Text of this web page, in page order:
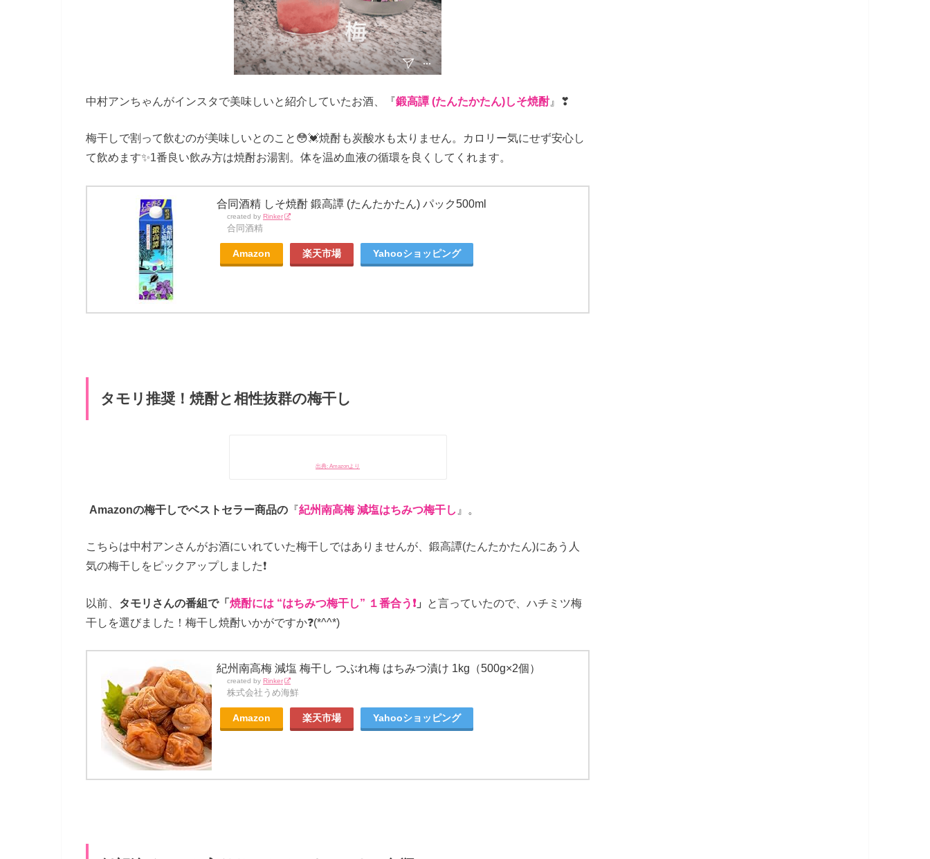
中村アンちゃんがインスタで美味しいと紹介していたお酒、『鍛高譚 (たんたかたん)しそ焼酎』❣
梅干しで割って飲むのが美味しいとのこと😳💓焼酎も炭酸水も太りません。カロリー気にせず安心し
て飲めます✨1番良い飲み方は焼酎お湯割。体を温め血液の循環を良くしてくれます。
合同酒精 しそ焼酎 鍛高譚 (たんたかたん) パック500ml
created by Rinker
合同酒精
Amazon 楽天市場 Yahooショッピング
タモリ推奨！焼酎と相性抜群の梅干し
出典: Amazonより
Amazonの梅干しでベストセラー商品の 『紀州南高梅 減塩はちみつ梅干し 』。
こちらは中村アンさんがお酒にいれていた梅干しではありませんが、鍛高譚(たんたかたん)にあう人
気の梅干しをピックアップしました❗
以前、 タモリさんの番組で「 焼酎には “はちみつ梅干し” １番合う❗」
と言っていたので、ハチミツ梅
干しを選びました！梅干し焼酎いかがですか❓(*^^*)
紀州南高梅 減塩 梅干し つぶれ梅 はちみつ漬け 1kg（500g×2個）
created by Rinker
株式会社うめ海鮮
Amazon 楽天市場 Yahooショッピング